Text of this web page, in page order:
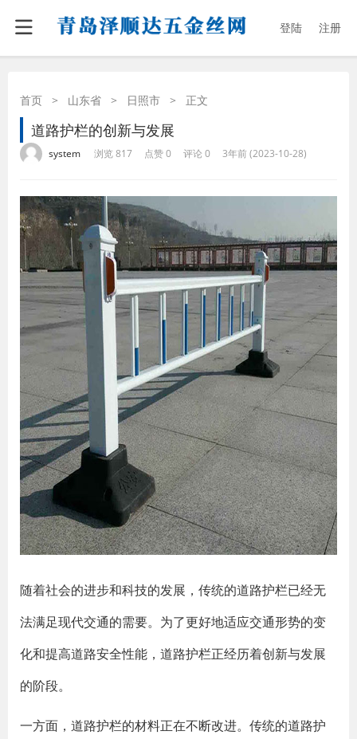
登陆 注册
首页 > 山东省 > 日照市 > 正文
道路护栏的创新与发展
system 浏览 817 点赞 0 评论 0 3年前 (2023-10-28)
随着社会的进步和科技的发展，传统的道路护栏已经无
法满足现代交通的需要。为了更好地适应交通形势的变
化和提高道路安全性能，道路护栏正经历着创新与发展
的阶段。
一方面，道路护栏的材料正在不断改进。传统的道路护